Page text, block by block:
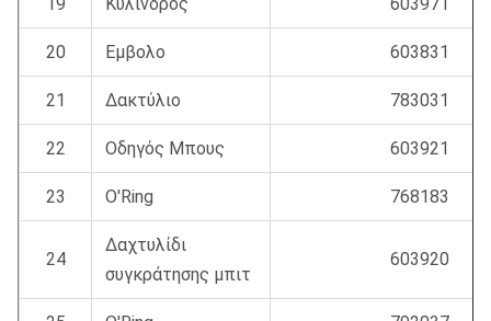
20 Εμβολο 603831
21 Δακτύλιο 783031
22 Οδηγός Μπους 603921
23 O'Ring 768183
24
Δαχτυλίδι
συγκράτησης μπιτ
603920